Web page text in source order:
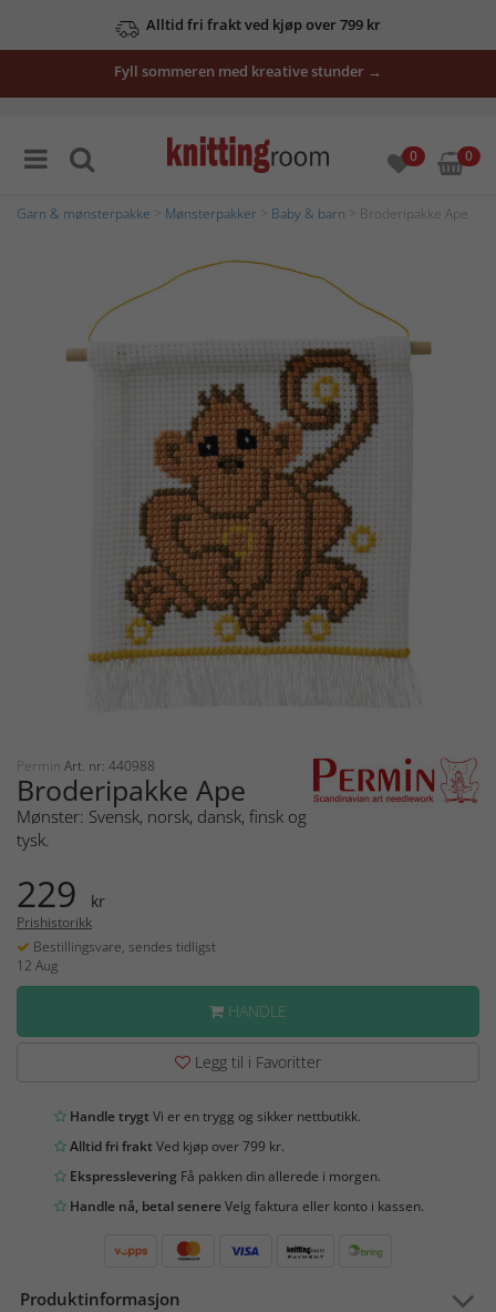
Alltid fri frakt ved kjøp over 799 kr
Fyll sommeren med kreative stunder →
0 0
Garn & mønsterpakke Mønsterpakker Baby & barn > Broderipakke Ape
Permin Art. nr: 440988
Broderipakke Ape
Mønster: Svensk, norsk, dansk, finsk og
tysk.
229 kr
Prishistorikk
Bestillingsvare, sendes tidligst
12 Aug
HANDLE
Legg til i Favoritter
Handle trygtVi er en trygg og sikker nettbutikk.
Alltid fri fraktVed kjøp over 799 kr.
Ekspresslevering Få pakken din allerede i morgen.
Handle nå, betal senereVelg faktura eller konto i kassen.
Produktinformasjon